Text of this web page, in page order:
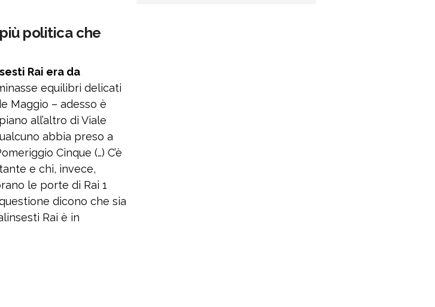
più politica che
Rai era da
equilibri delicati
Maggio – adesso è
all’altro di Viale
abbia preso a
Cinque (…) C’è
e chi, invece,
le porte di Rai 1
dicono che sia
Rai è in